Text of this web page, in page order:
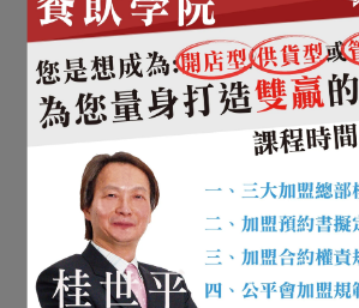
插旗、降低加盟管理成本
險。
店面商圈保障範圍
楚，才能避免內耗
商圈保障範圍建議直接框出
到哪條街／巷，西到哪條街